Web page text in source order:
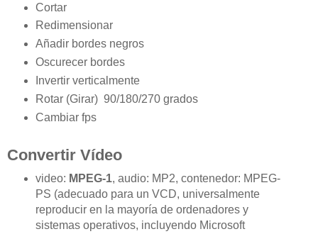
Cortar
Redimensionar
Añadir bordes negros
Oscurecer bordes
Invertir verticalmente
Rotar (Girar) 90/180/270 grados
Cambiar fps
Convertir Vídeo
video: MPEG-1, audio: MP2, contenedor: MPEG-
PS (adecuado para un VCD, universalmente
reproducir en la mayoría de ordenadores y
sistemas operativos, incluyendo Microsoft